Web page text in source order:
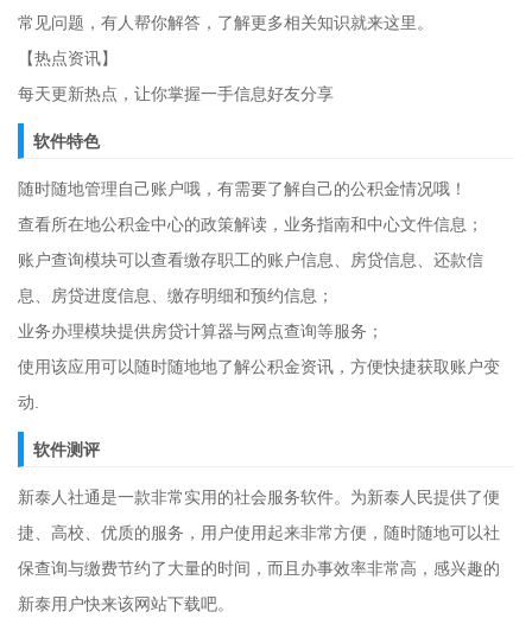
常见问题，有人帮你解答，了解更多相关知识就来这里。
【热点资讯】
每天更新热点，让你掌握一手信息好友分享
软件特色
随时随地管理自己账户哦，有需要了解自己的公积金情况哦！
查看所在地公积金中心的政策解读，业务指南和中心文件信息；
账户查询模块可以查看缴存职工的账户信息、房贷信息、还款信
息、房贷进度信息、缴存明细和预约信息；
业务办理模块提供房贷计算器与网点查询等服务；
使用该应用可以随时随地地了解公积金资讯，方便快捷获取账户变
动.
软件测评
新泰人社通是一款非常实用的社会服务软件。为新泰人民提供了便
捷、高校、优质的服务，用户使用起来非常方便，随时随地可以社
保查询与缴费节约了大量的时间，而且办事效率非常高，感兴趣的
新泰用户快来该网站下载吧。